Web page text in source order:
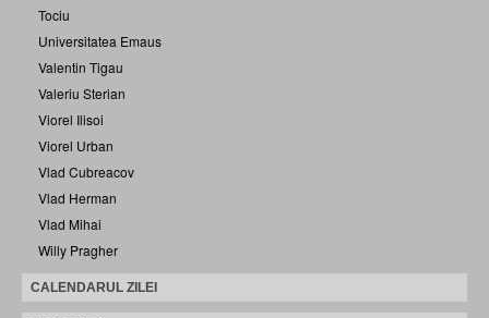
Tociu
Universitatea Emaus
Valentin Tigau
Valeriu Sterian
Viorel Ilisoi
Viorel Urban
Vlad Cubreacov
Vlad Herman
Vlad Mihai
Willy Pragher
CALENDARUL ZILEI